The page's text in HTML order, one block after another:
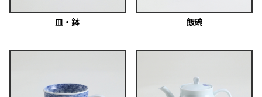
皿・鉢 飯碗